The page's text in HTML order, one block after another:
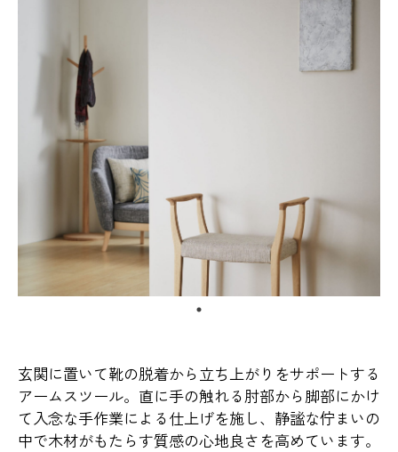
玄関に置いて靴の脱着から立ち上がりをサポートする
アームスツール。直に手の触れる肘部から脚部にかけ
て入念な手作業による仕上げを施し、静謐な佇まいの
中で木材がもたらす質感の心地良さを高めています。